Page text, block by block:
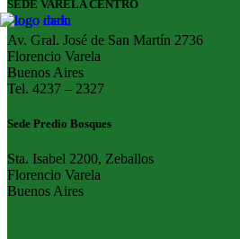
SEDE VARELA CENTRO
Av. Gral. José de San Martín 2736
Florencio Varela
Buenos Aires
Tel. 4237 – 2327
Sede Predio Bosques
Sta. Isabel 2200, Zeballos
Florencio Varela
Buenos Aires